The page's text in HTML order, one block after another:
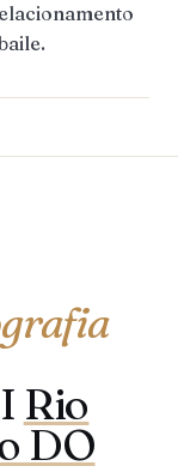
Rio
DO